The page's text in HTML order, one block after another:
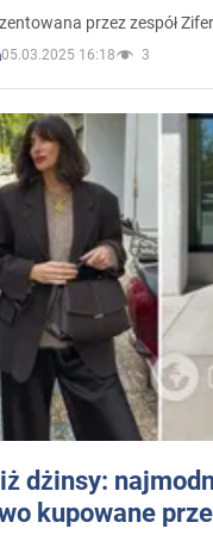
przez zespół
05.03.2025 16:18 3
dżinsy:
kupowane